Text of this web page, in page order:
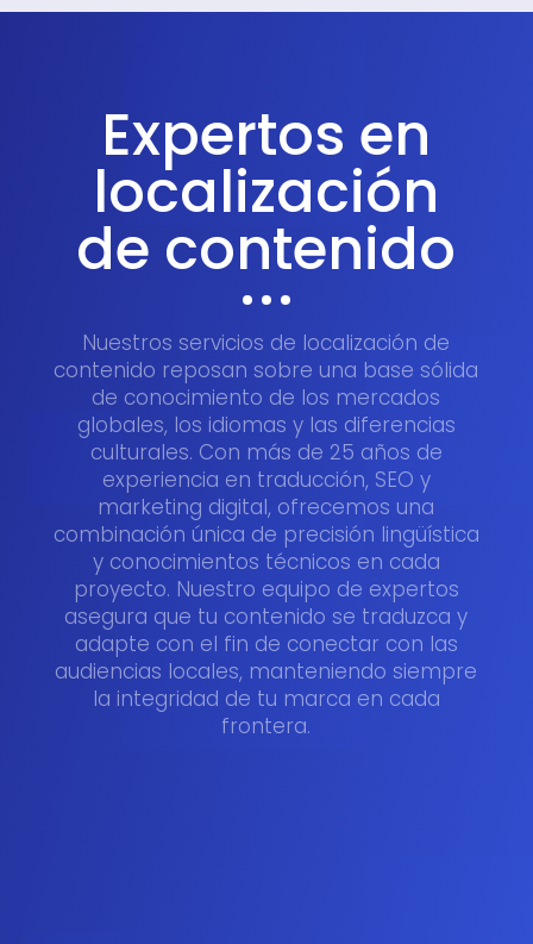
Expertos en
localización
de contenido
Nuestros servicios de localización de
contenido reposan sobre una base sólida
de conocimiento de los mercados
globales, los idiomas y las diferencias
culturales. Con más de 25 años de
experiencia en traducción, SEO y
marketing digital, ofrecemos una
combinación única de precisión lingüística
y conocimientos técnicos en cada
proyecto. Nuestro equipo de expertos
asegura que tu contenido se traduzca y
adapte con el fin de conectar con las
audiencias locales, manteniendo siempre
la integridad de tu marca en cada
frontera.